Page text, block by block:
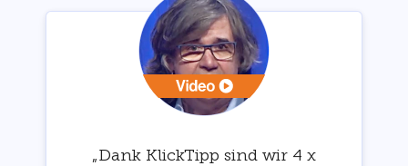
„Dank KlickTipp sind wir 4 x